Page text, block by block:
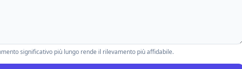
significativo più lungo rende il rilevamento più affidabile.